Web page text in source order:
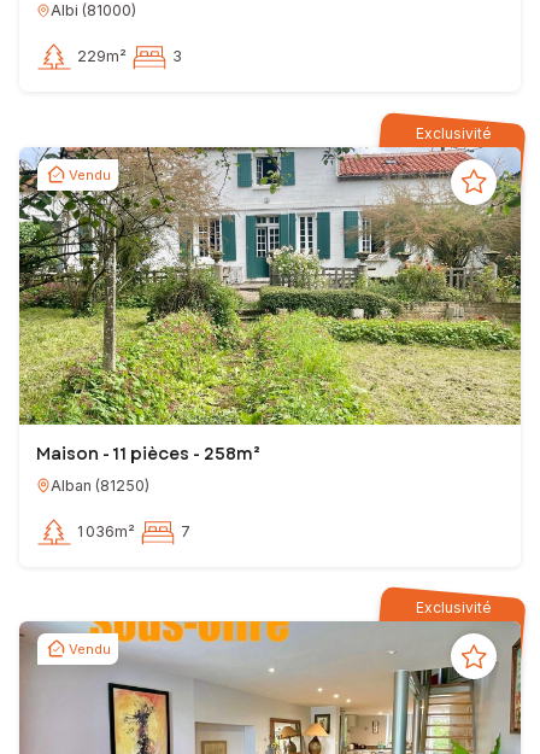
Albi (81000)
229m² 3
Exclusivité
Vendu
Maison - 11 pièces - 258m²
Alban (81250)
1 036m² 7
Exclusivité
Vendu